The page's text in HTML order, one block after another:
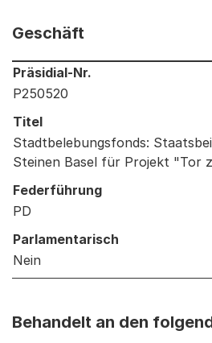
Geschäft
Informationen zum
Präsidial-Nr.
P250520
Titel
Stadtbelebungsfonds:
Steinen Basel für Projekt "Tor
Federführung
PD
Parlamentarisch
Nein
Behandelt an den